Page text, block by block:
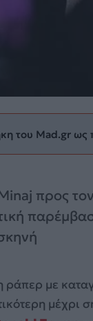
του Mad.gr ως
προς τον
με
μέχρι